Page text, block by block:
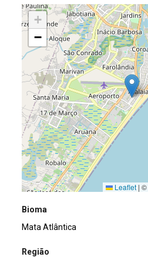
+
−
Leaflet | ©
Bioma
Mata Atlântica
Região